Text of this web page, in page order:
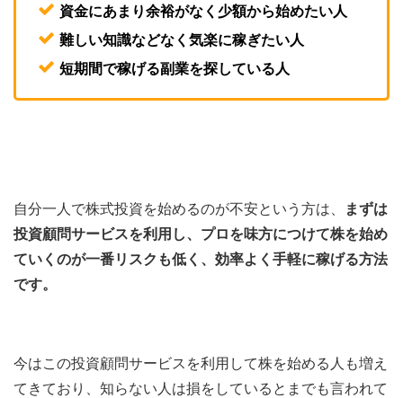
資金にあまり余裕がなく少額から始めたい人
難しい知識などなく気楽に稼ぎたい人
短期間で稼げる副業を探している人
自分一人で株式投資を始めるのが不安という方は、
まずは
投資顧問サービスを利用し、プロを味方につけて株を始め
ていくのが一番リスクも低く、効率よく手軽に稼げる方法
です。
今はこの投資顧問サービスを利用して株を始める人も増え
てきており、知らない人は損をしているとまでも言われて